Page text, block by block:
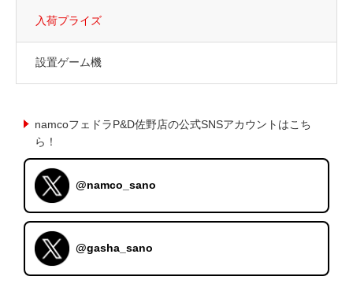
入荷プライズ
設置ゲーム機
namcoフェドラP&D佐野店の公式SNSアカウントはこち
ら！
@namco_sano
@gasha_sano